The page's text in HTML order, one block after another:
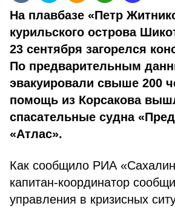
На плавбазе «Петр
курильского острова
23 сентября загорелся
По предварительным
эвакуировали свыше 200
помощь из Корсакова
спасательные судна
«Атлас».
Как сообщило РИА
капитан-координатор
управления в кризисных